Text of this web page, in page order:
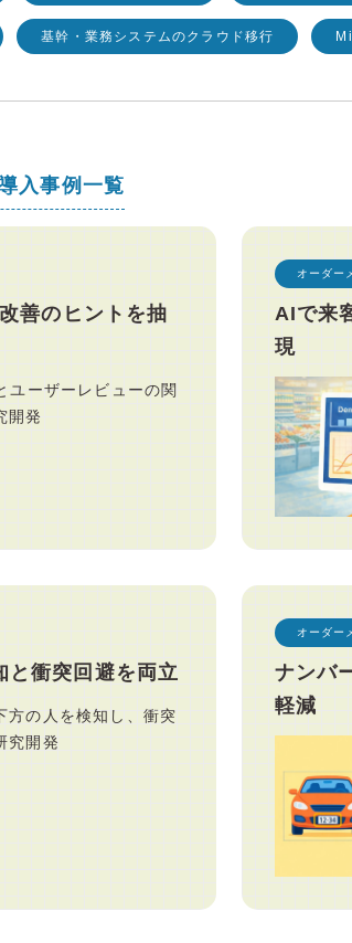
基幹・業務システムのクラウド移行
入事例一覧
善のヒントを抽
ユーザーレビューの関
開発
オーダー
AIで来
現
と衝突回避を両立
方の人を検知し、衝突
究開発
オーダー
ナンバ
軽減